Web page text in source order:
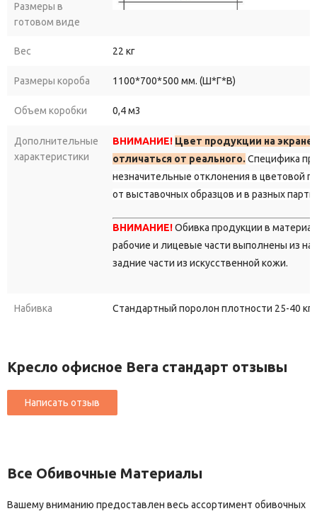
Размеры в
готовом виде
Вес 22 кг
Размеры короба 1100*700*500 мм. (Ш*Г*В)
Объем коробки 0,4 м3
Дополнительные
характеристики
ВНИМАНИЕ! Цвет продукции на
отличаться от реального. Специфика
незначительные отклонения в цветовой
от выставочных образцов и в разных
ВНИМАНИЕ!Обивка продукции в
рабочие и лицевые части выполнены из
задние части из искусственной кожи.
Набивка Стандартный поролон плотности 25-40
Кресло офисное Вега стандарт отзывы
Все Обивочные Материалы
Вашему вниманию предоставлен весь ассортимент обивочных